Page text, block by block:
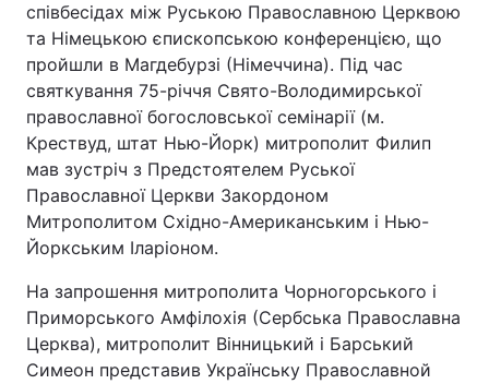
співбесідах між Руською Православною Церквою
та Німецькою єпископською конференцією, що
пройшли в Магдебурзі (Німеччина). Під час
святкування 75-річчя Свято-Володимирської
православної богословської семінарії (м.
Крествуд, штат Нью-Йорк) митрополит Филип
мав зустріч з Предстоятелем Руської
Православної Церкви Закордоном
Митрополитом Східно-Американським і Нью-
Йоркським Іларіоном.
На запрошення митрополита Чорногорського і
Приморського Амфілохія (Сербська Православна
Церква), митрополит Вінницький і Барський
Симеон представив Українську Православной